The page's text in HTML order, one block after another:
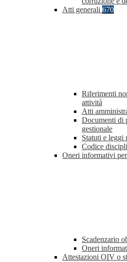
Atti generali 670
Riferimenti
attività
Atti
Documenti di
gestionale
Statuti e leggi
Codice
Oneri informativi
Scadenzario
Oneri
Attestazioni OIV o